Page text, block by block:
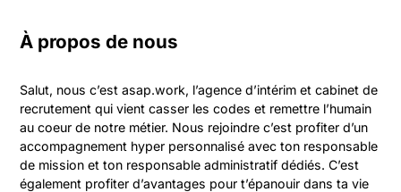
À propos de nous
Salut, nous c’est asap.work, l’agence d’intérim et cabinet de
recrutement qui vient casser les codes et remettre l’humain
au coeur de notre métier. Nous rejoindre c’est profiter d’un
accompagnement hyper personnalisé avec ton responsable
de mission et ton responsable administratif dédiés. C’est
également profiter d’avantages pour t’épanouir dans ta vie